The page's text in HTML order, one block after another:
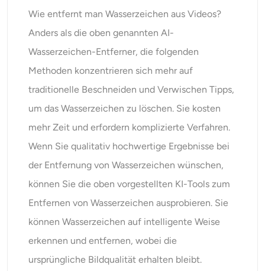
Wie entfernt man Wasserzeichen aus Videos?
Anders als die oben genannten AI-
Wasserzeichen-Entferner, die folgenden
Methoden konzentrieren sich mehr auf
traditionelle Beschneiden und Verwischen Tipps,
um das Wasserzeichen zu löschen. Sie kosten
mehr Zeit und erfordern komplizierte Verfahren.
Wenn Sie qualitativ hochwertige Ergebnisse bei
der Entfernung von Wasserzeichen wünschen,
können Sie die oben vorgestellten KI-Tools zum
Entfernen von Wasserzeichen ausprobieren. Sie
können Wasserzeichen auf intelligente Weise
erkennen und entfernen, wobei die
ursprüngliche Bildqualität erhalten bleibt.